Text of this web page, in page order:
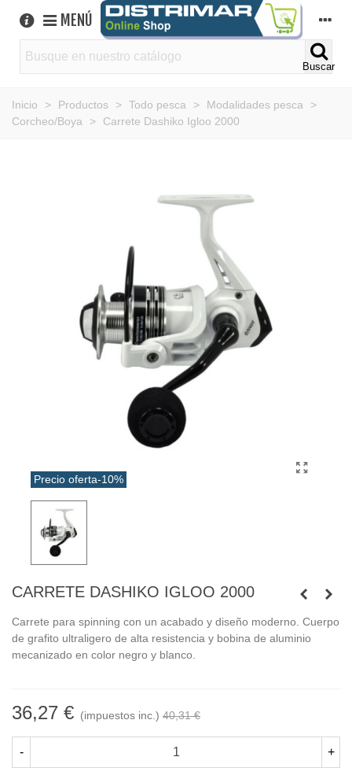
MENÚ
Buscar
Inicio > Productos > Todo pesca > Modalidades pesca
>
Corcheo/Boya
> Carrete Dashiko Igloo 2000
Precio oferta-10%
CARRETE DASHIKO IGLOO 2000
Carrete para spinning con un acabado y diseño moderno. Cuerpo
de grafito ultraligero de alta resistencia y bobina de aluminio
mecanizado en color negro y blanco.
36,27 € (impuestos inc.) 40,31 €
- +